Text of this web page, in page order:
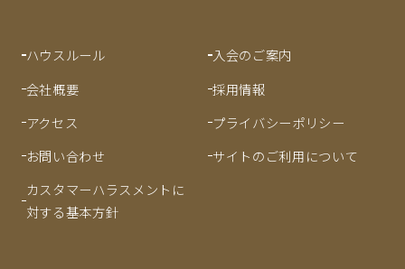
ハウスルール
入会のご案内
会社概要
採用情報
アクセス
プライバシーポリシー
お問い合わせ
サイトのご利用について
カスタマーハラスメントに
対する基本方針